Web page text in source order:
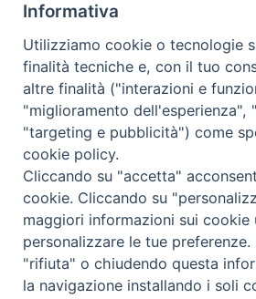
Redazione
Scrivici
Copyright © 2019 - Tutti i
Trentina Editrice
Privacy Policy
Informativa
Utilizziamo cookie o tecnologie
finalità tecniche e, con il tuo
altre finalità ("interazioni e
"miglioramento dell'esperienza",
"targeting e pubblicità") come
cookie policy.
Cliccando su "accetta"
cookie. Cliccando su
maggiori informazioni sui cookie
personalizzare le tue
"rifiuta" o chiudendo questa
la navigazione installando i soli